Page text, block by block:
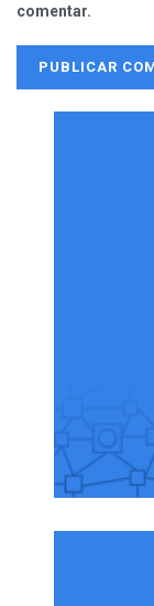
comentar.